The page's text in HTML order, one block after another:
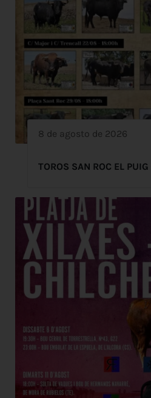
8 de agosto de 2026
TOROS SAN ROC EL